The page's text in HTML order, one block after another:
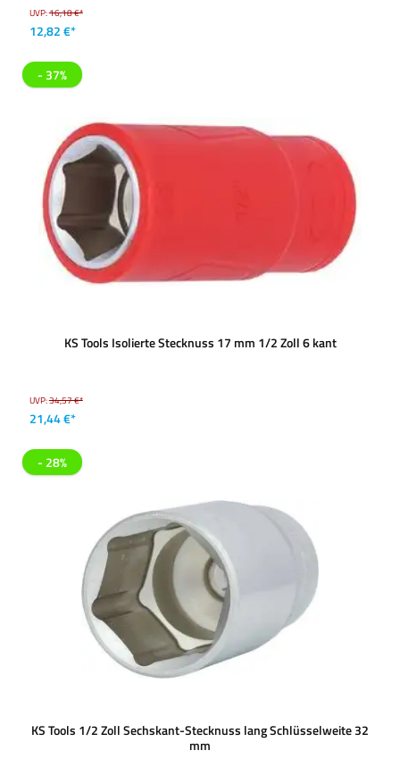
UVP:16,18 €*
12,82 €*
- 37%
KS Tools Isolierte Stecknuss 17 mm 1/2 Zoll 6 kant
UVP:34,57 €*
21,44 €*
- 28%
KS Tools 1/2 Zoll Sechskant-Stecknuss lang Schlüsselweite 32
mm